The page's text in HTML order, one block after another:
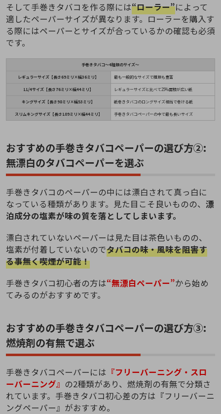
そして手巻きタバコを作る際には“ローラー”によって
適したペーパーサイズが異なります。ローラーを購入す
る際にはペーパーとサイズが合っているかの確認も必須
です。
手巻きタバコ～4種類のサイズ～
レギュラーサイズ【長さ69ミリ×幅36ミリ】 最も一般的なサイズで種類も豊富
11/4サイズ【長さ76ミリ×幅44ミリ】 レギュラーサイズと比べて25%面積が広い紙
キングサイズ【長さ98ミリ×幅53ミリ】 紙巻きタバコのロングサイズ相当で巻ける紙
スリムキングサイズ【長さ109ミリ×幅44ミリ】 手巻きタバコペーパーの中で最も長いサイズ
おすすめの手巻きタバコペーパーの選び方②:
無漂白のタバコペーパーを選ぶ
手巻きタバコのペーパーの中には漂白されて真っ白に
なっている種類があります。見た目こそ良いものの、 漂
泊成分の塩素が味の質を落としてしまいます。
漂白されていないペーパーは見た目は茶色いものの、
塩素が付着していないのでタバコの味・風味を阻害す
る事無く喫煙が可能！
手巻きタバコ初心者の方は“無漂白ペーパー”から始め
てみるのがおすすめです。
おすすめの手巻きタバコペーパーの選び方③:
燃焼剤の有無で選ぶ
手巻きタバコペーパーには 『フリーバーニング・スロ
ーバーニング』 の2種類があり、燃焼剤の有無で分類さ
れています。手巻きタバコ初心差の方は『フリーバーニ
ングペーパー』がおすすめ。